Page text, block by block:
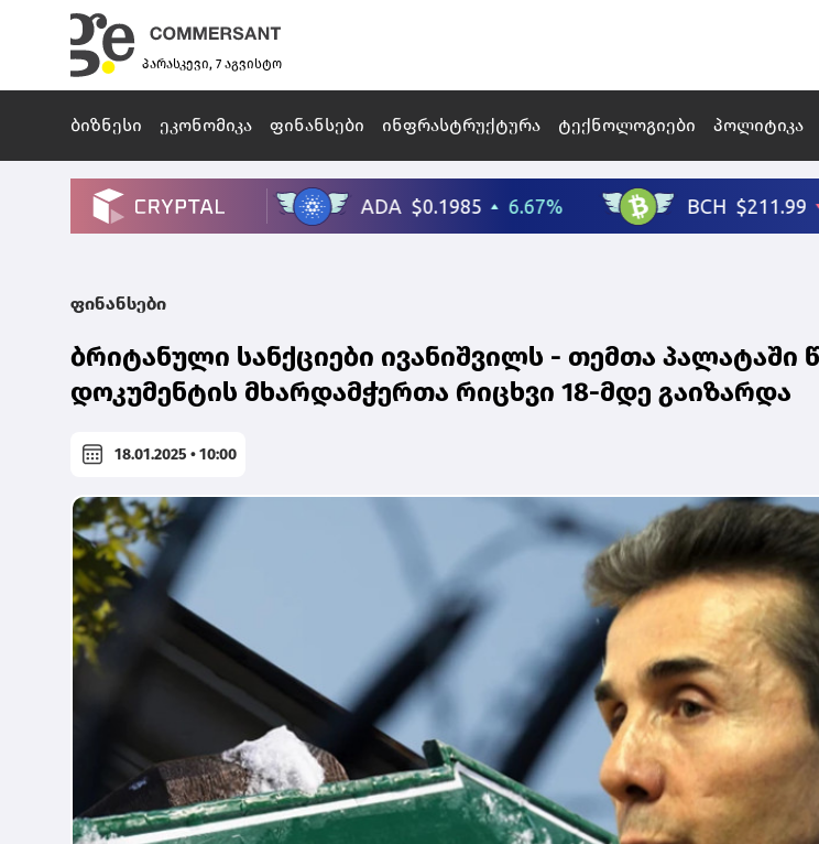
პარასკევი, 7 აგვისტო
ბიზნესი ეკონომიკა ფინანსები ინფრასტრუქტურა ტექნოლოგიები პოლიტიკა
ფინანსები
ბრიტანული სანქციები ივანიშვილს - თემთა პალატაში
დოკუმენტის მხარდამჭერთა რიცხვი 18-მდე გაიზარდა
18.01.2025 • 10:00